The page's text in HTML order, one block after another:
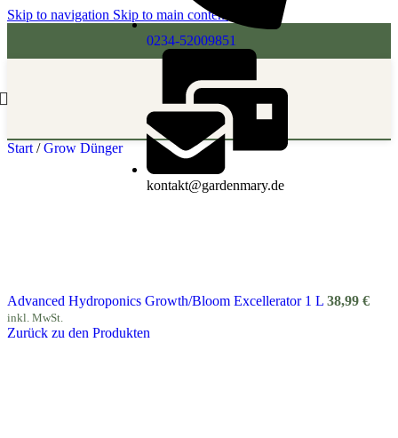
Skip to navigation Skip to main content
0234-52009851
kontakt@gardenmary.de
Start / Grow Dünger
Advanced Hydroponics Growth/Bloom Excellerator 1 L 38,99 €
inkl. MwSt.
Zurück zu den Produkten